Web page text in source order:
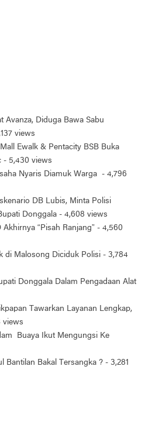
Avanza, Diduga Bawa Sabu
views
Ewalk & Pentacity BSB Buka
- 5,430 views
Nyaris Diamuk Warga - 4,796
DB Lubis, Minta Polisi
Donggala - 4,608 views
“Pisah Ranjang” - 4,560
di Malosong Diciduk Polisi - 3,784
Donggala Dalam Pengadaan Alat
Tawarkan Layanan Lengkap,
views
Buaya Ikut Mengungsi Ke
Bantilan Bakal Tersangka ? - 3,281